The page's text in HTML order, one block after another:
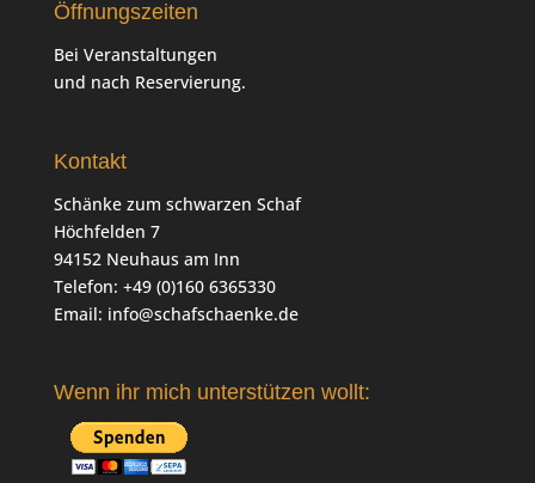
Öffnungszeiten
Bei Veranstaltungen
und nach Reservierung.
Kontakt
Schänke zum schwarzen Schaf
Höchfelden 7
94152 Neuhaus am Inn
Telefon: +49 (0)160 6365330
Email: info@schafschaenke.de
Wenn ihr mich unterstützen wollt: